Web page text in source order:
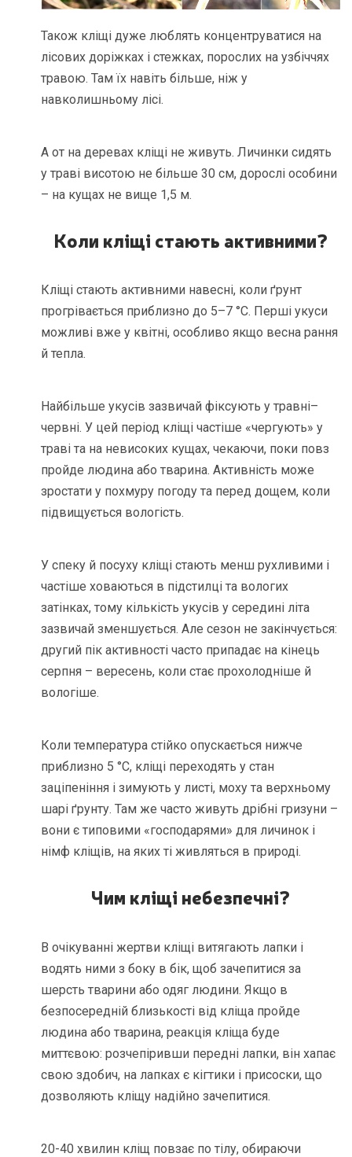
Також кліщі дуже люблять концентруватися на
лісових доріжках і стежках, порослих на узбіччях
травою. Там їх навіть більше, ніж у
навколишньому лісі.
А от на деревах кліщі не живуть. Личинки сидять
у траві висотою не більше 30 см, дорослі особини
– на кущах не вище 1,5 м.
Коли кліщі стають активними?
Кліщі стають активними навесні, коли ґрунт
прогрівається приблизно до 5–7 °C. Перші укуси
можливі вже у квітні, особливо якщо весна рання
й тепла.
Найбільше укусів зазвичай фіксують у травні–
червні. У цей період кліщі частіше «чергують» у
траві та на невисоких кущах, чекаючи, поки повз
пройде людина або тварина. Активність може
зростати у похмуру погоду та перед дощем, коли
підвищується вологість.
У спеку й посуху кліщі стають менш рухливими і
частіше ховаються в підстилці та вологих
затінках, тому кількість укусів у середині літа
зазвичай зменшується. Але сезон не закінчується:
другий пік активності часто припадає на кінець
серпня – вересень, коли стає прохолодніше й
вологіше.
Коли температура стійко опускається нижче
приблизно 5 °C, кліщі переходять у стан
заціпеніння і зимують у листі, моху та верхньому
шарі ґрунту. Там же часто живуть дрібні гризуни –
вони є типовими «господарями» для личинок і
німф кліщів, на яких ті живляться в природі.
Чим кліщі небезпечні?
В очікуванні жертви кліщі витягають лапки і
водять ними з боку в бік, щоб зачепитися за
шерсть тварини або одяг людини. Якщо в
безпосередній близькості від кліща пройде
людина або тварина, реакція кліща буде
миттєвою: розчепіривши передні лапки, він хапає
свою здобич, на лапках є кігтики і присоски, що
дозволяють кліщу надійно зачепитися.
20-40 хвилин кліщ повзає по тілу, обираючи